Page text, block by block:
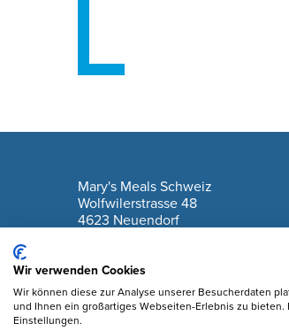
Footer navigation
Mary's Meals Schweiz
Wolfwilerstrasse 48
4623 Neuendorf
Wir verwenden Cookies
Wir können diese zur Analyse unserer Besucherdaten
und Ihnen ein großartiges Webseiten-Erlebnis zu
Einstellungen.